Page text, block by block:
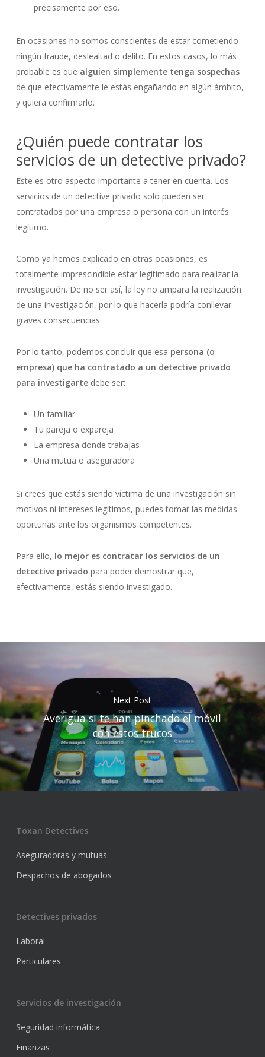
precisamente por eso.
En ocasiones no somos conscientes de estar cometiendo
ningún fraude, deslealtad o delito. En estos casos, lo más
probable es que alguien simplemente tenga sospechas
de que efectivamente le estás engañando en algún ámbito,
y quiera confirmarlo.
¿Quién puede contratar los
servicios de un detective privado?
Este es otro aspecto importante a tener en cuenta. Los
servicios de un detective privado solo pueden ser
contratados por una empresa o persona con un interés
legítimo.
Como ya hemos explicado en otras ocasiones, es
totalmente imprescindible estar legitimado para realizar la
investigación. De no ser así, la ley no ampara la realización
de una investigación, por lo que hacerla podría conllevar
graves consecuencias.
Por lo tanto, podemos concluir que esa persona (o
empresa) que ha contratado a un detective privado
para investigartedebe ser:
Un familiar
Tu pareja o expareja
La empresa donde trabajas
Una mutua o aseguradora
Si crees que estás siendo víctima de una investigación sin
motivos ni intereses legítimos, puedes tomar las medidas
oportunas ante los organismos competentes.
Para ello, lo mejor es contratar los servicios de un
detective privado para poder demostrar que,
efectivamente, estás siendo investigado.
Next Post
Averigua si te han pinchado el móvil
con estos trucos
Toxan Detectives
Aseguradoras y mutuas
Despachos de abogados
Detectives privados
Laboral
Particulares
Servicios de investigación
Seguridad informática
Finanzas